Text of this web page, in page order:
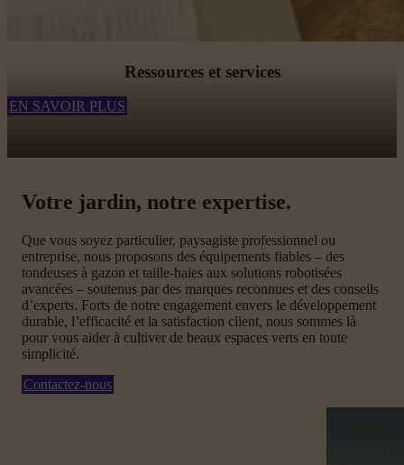
Ressources et services
EN SAVOIR PLUS
Votre jardin, notre expertise.
Que vous soyez particulier, paysagiste professionnel ou
entreprise, nous proposons des équipements fiables – des
tondeuses à gazon et taille-haies aux solutions robotisées
avancées – soutenus par des marques reconnues et des conseils
d’experts. Forts de notre engagement envers le développement
durable, l’efficacité et la satisfaction client, nous sommes là
pour vous aider à cultiver de beaux espaces verts en toute
simplicité.
Contactez-nous